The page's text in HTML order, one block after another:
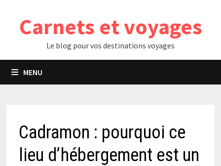
contenuCarnets et voyages
Le blog pour vos destinations voyages
MENU
Cadramon : pourquoi ce
lieu d’hébergement est un